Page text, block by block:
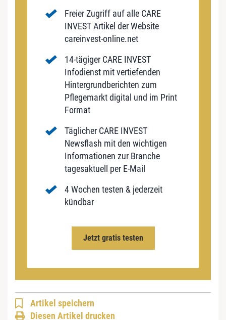
Freier Zugriff auf alle CARE
INVEST Artikel der Website
careinvest-online.net
14-tägiger CARE INVEST
Infodienst mit vertiefenden
Hintergrundberichten zum
Pflegemarkt digital und im Print
Format
Täglicher CARE INVEST
Newsflash mit den wichtigen
Informationen zur Branche
tagesaktuell per E-Mail
4 Wochen testen & jederzeit
kündbar
Jetzt gratis testen
Artikel speichern
Diesen Artikel drucken